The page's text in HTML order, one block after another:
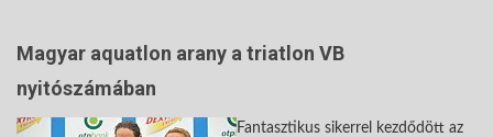
Magyar aquatlon arany a triatlon VB
nyitószámában
Fantasztikus sikerrel kezdődött az